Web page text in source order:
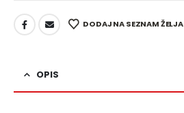
DODAJ NA SEZNAM ŽELJA
OPIS